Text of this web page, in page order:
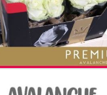
R Gr Avalanche+